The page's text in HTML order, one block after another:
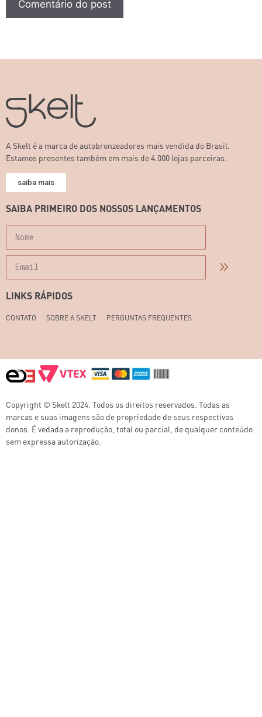
A Skelt é a marca de autobronzeadores mais vendida do Brasil.
Estamos presentes também em mais de 4.000 lojas parceiras.
saiba mais
SAIBA PRIMEIRO DOS NOSSOS LANÇAMENTOS
LINKS RÁPIDOS
CONTATO SOBRE A SKELT PERGUNTAS FREQUENTES
Copyright © Skelt 2024. Todos os direitos reservados. Todas as
marcas e suas imagens são de propriedade de seus respectivos
donos. É vedada a reprodução, total ou parcial, de qualquer conteúdo
sem expressa autorização.